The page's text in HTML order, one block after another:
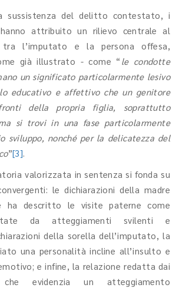
sussistenza del delitto contestato, i
attribuito un rilievo centrale al
tra l’imputato e la persona offesa,
già illustrato - come “ le condotte
un significato particolarmente lesivo
educativo e affettivo che un genitore
della propria figlia, soprattutto
si trovi in una fase particolarmente
sviluppo, nonché per la delicatezza del
”[3].
valorizzata in sentenza si fonda su
le dichiarazioni della madre
ha descritto le visite paterne come
da atteggiamenti svilenti e
della sorella dell’imputato, la
una personalità incline all’insulto e
e infine, la relazione redatta dai
evidenzia un atteggiamento